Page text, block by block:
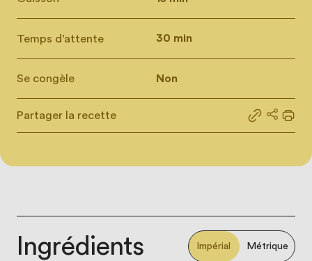
Temps d’attente 30 min
Se congèle Non
Partager la recette
Partager
Ingrédients Impérial Métrique